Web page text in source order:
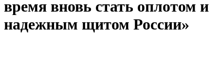
время вновь стать оплотом и
надежным щитом России»